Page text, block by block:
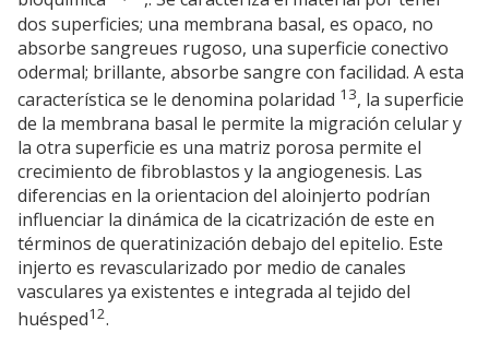
dos superficies; una membrana basal, es opaco, no
absorbe sangreues rugoso, una superficie conectivo
odermal; brillante, absorbe sangre con facilidad. A esta
característica se le denomina polaridad 13, la superficie
de la membrana basal le permite la migración celular y
la otra superficie es una matriz porosa permite el
crecimiento de fibroblastos y la angiogenesis. Las
diferencias en la orientacion del aloinjerto podrían
influenciar la dinámica de la cicatrización de este en
términos de queratinización debajo del epitelio. Este
injerto es revascularizado por medio de canales
vasculares ya existentes e integrada al tejido del
huésped12.